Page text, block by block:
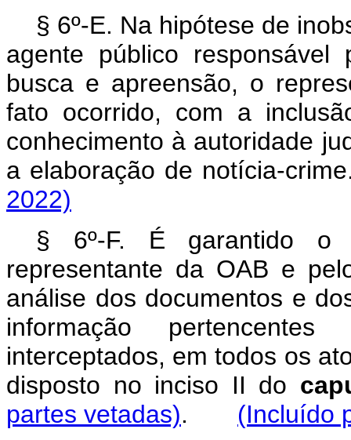
§ 6º-E. Na hipótese de
agente público
busca e apreensão, o
fato ocorrido, com a
conhecimento à autoridade
a elaboração de notícia-
2022)
§ 6º-F. É garantido o
representante da OAB e
análise dos documentos e
informação
interceptados, em todos os
disposto no inciso II do
partes vetadas). (Incluído